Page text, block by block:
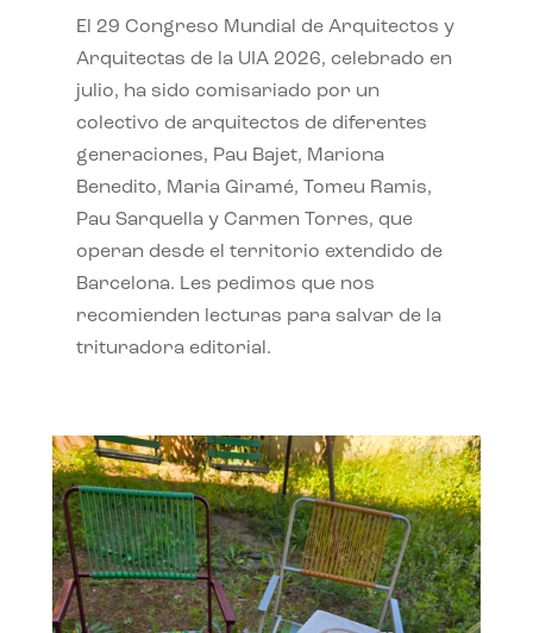
El 29 Congreso Mundial de Arquitectos y
Arquitectas de la UIA 2026, celebrado en
julio, ha sido comisariado por un
colectivo de arquitectos de diferentes
generaciones, Pau Bajet, Mariona
Benedito, Maria Giramé, Tomeu Ramis,
Pau Sarquella y Carmen Torres, que
operan desde el territorio extendido de
Barcelona. Les pedimos que nos
recomienden lecturas para salvar de la
trituradora editorial.